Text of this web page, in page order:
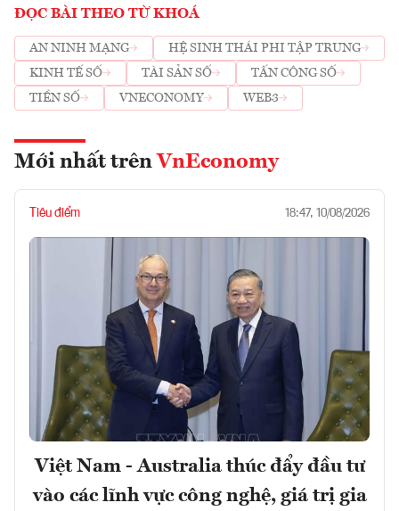
ĐỌC BÀI THEO TỪ KHOÁ
AN NINH MẠNG
HỆ SINH THÁI PHI TẬP TRUNG
KINH TẾ SỐ
TÀI SẢN SỐ
TẤN CÔNG SỐ
TIỀN SỐ
VNECONOMY WEB3
Mới nhất trên VnEconomy
Tiêu điểm 18:47, 10/08/2026
Việt Nam - Australia thúc đẩy đầu tư
vào các lĩnh vực công nghệ, giá trị gia